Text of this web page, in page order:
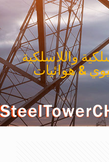
واللاسلكية
& هوائيات